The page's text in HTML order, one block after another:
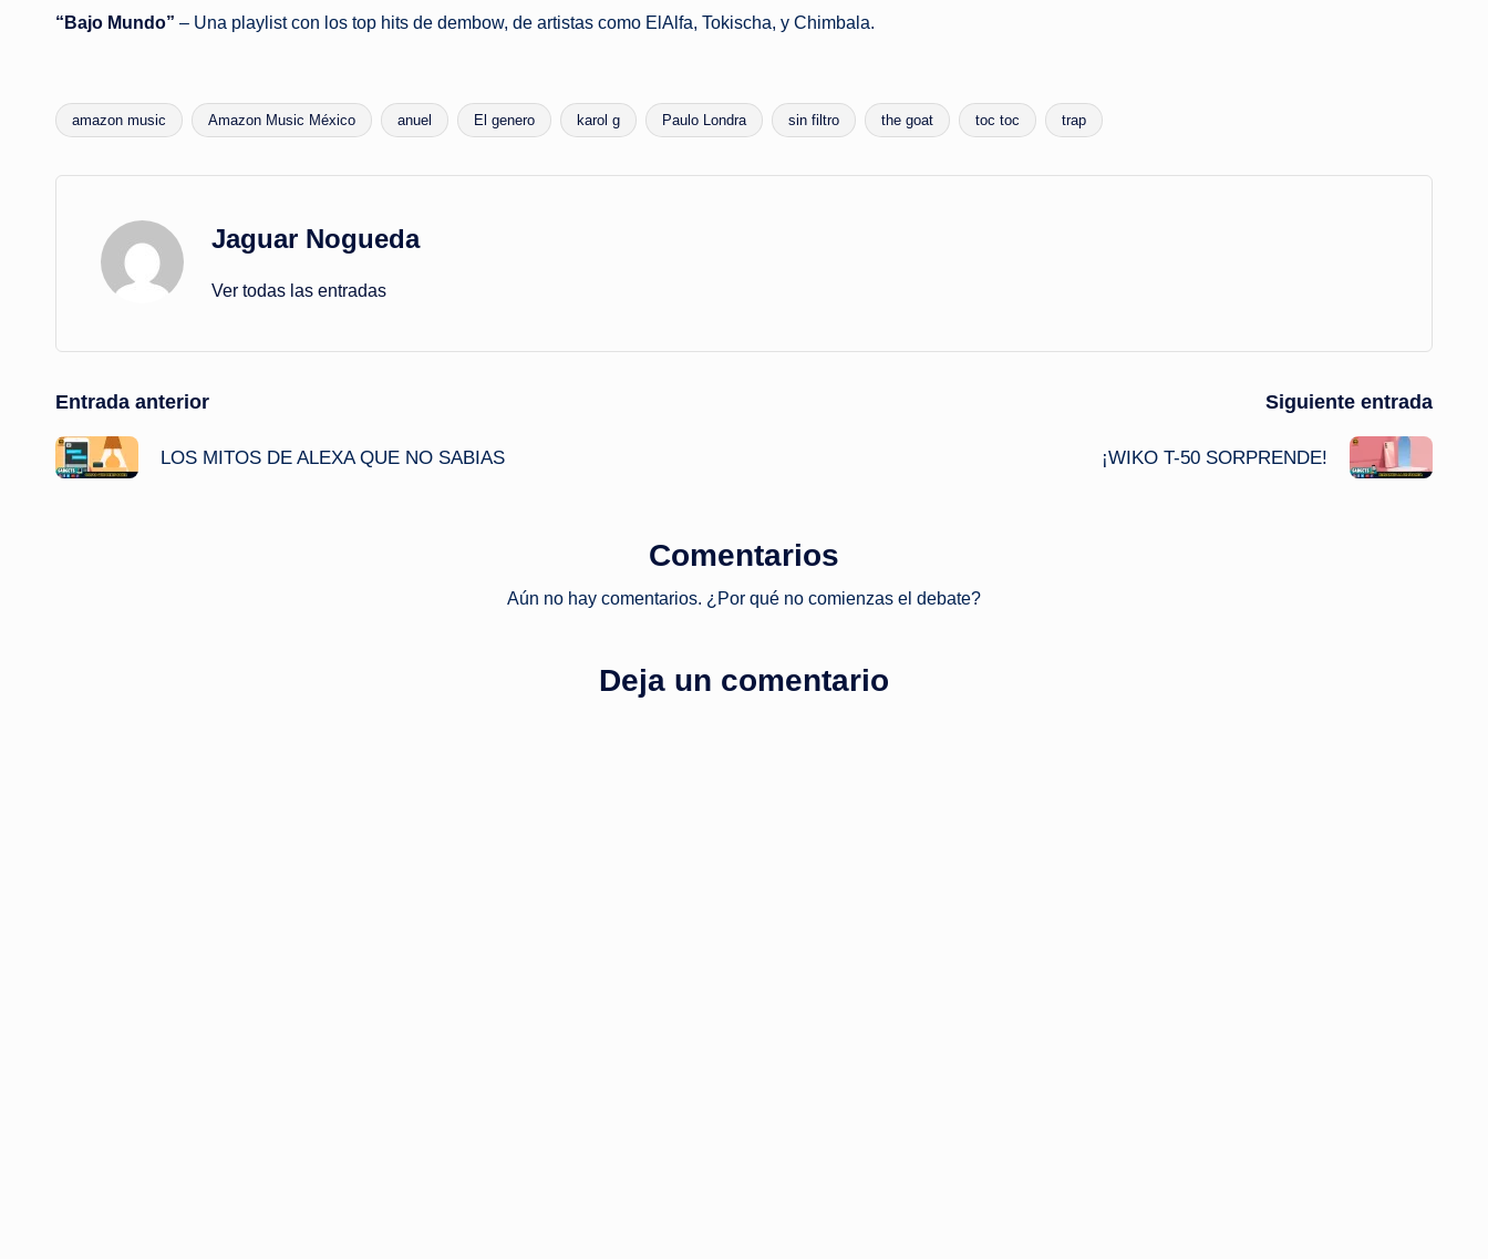
“Bajo Mundo” – Una playlist con los top hits de dembow, de artistas como El Alfa, Tokischa, y Chimbala.
Etiquetas:
amazon music Amazon Music México anuel El genero karol g Paulo Londra sin filtro the goat toc toc trap
Jaguar Nogueda
Ver todas las entradas
Navegación
de
Entrada anterior
LOS MITOS DE ALEXA QUE NO SABIAS
Siguiente entrada
¡WIKO T-50 SORPRENDE!
Comentarios
Aún no hay comentarios. ¿Por qué no comienzas el debate?
Deja un comentario